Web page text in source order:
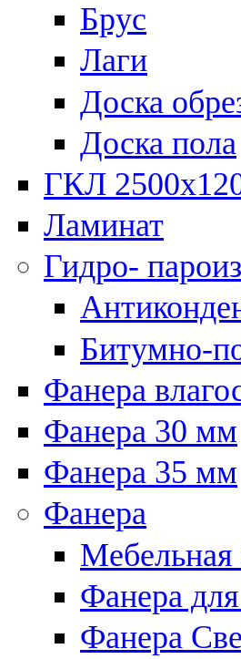
Брус
Лаги
Доска
Доска пола
ГКЛ
Ламинат
Гидро-
Битумно-
Фанера
Фанера 30 мм
Фанера 35 мм
Фанера
Мебельная
Фанера
Фанера